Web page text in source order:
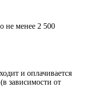
не менее 2 500
и оплачивается
зависимости от